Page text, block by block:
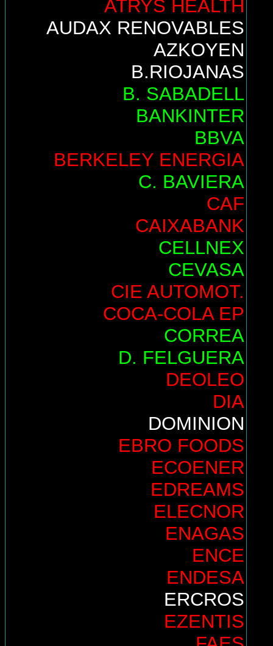
ATRYS HEALTH
AUDAX RENOVABLES
AZKOYEN
B.RIOJANAS
B. SABADELL
BANKINTER
BBVA
BERKELEY ENERGIA
C. BAVIERA
CAF
CAIXABANK
CELLNEX
CEVASA
CIE AUTOMOT.
COCA-COLA EP
CORREA
D. FELGUERA
DEOLEO
DIA
DOMINION
EBRO FOODS
ECOENER
EDREAMS
ELECNOR
ENAGAS
ENCE
ENDESA
ERCROS
EZENTIS